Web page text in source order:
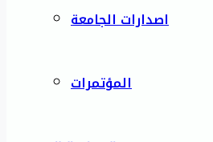
اصدارات الجامعة
المؤتمرات